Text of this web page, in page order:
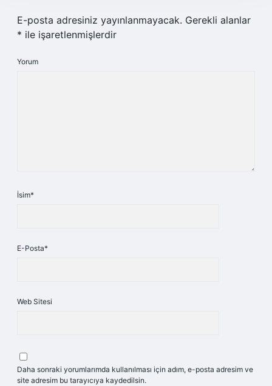
E-posta adresiniz yayınlanmayacak. Gerekli alanlar
* ile işaretlenmişlerdir
Yorum
İsim*
E-Posta*
Web Sitesi
Daha sonraki yorumlarımda kullanılması için adım, e-posta adresim ve
site adresim bu tarayıcıya kaydedilsin.